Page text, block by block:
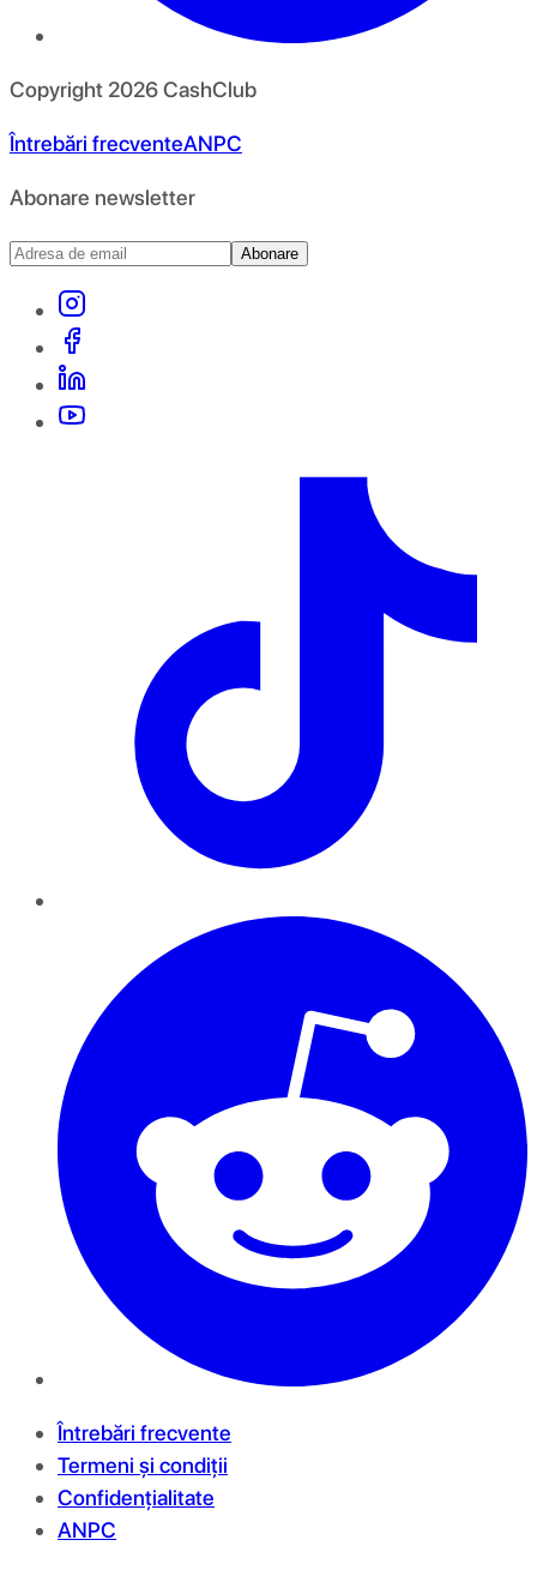
Copyright 2026CashClub
Întrebări frecventeANPC
Abonare newsletter
Abonare
Întrebări frecvente
Termeni și condiții
Confidențialitate
ANPC